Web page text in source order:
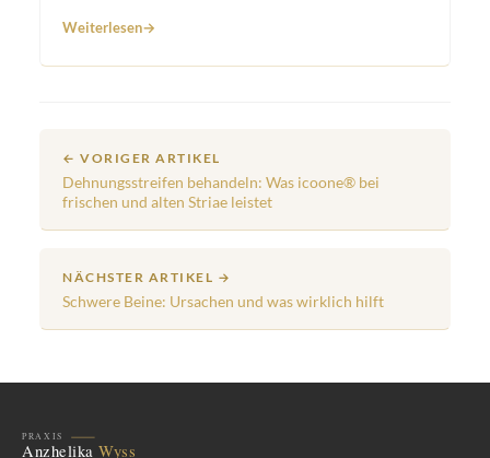
Weiterlesen
← VORIGER ARTIKEL
Dehnungsstreifen behandeln: Was icoone® bei
frischen und alten Striae leistet
NÄCHSTER ARTIKEL →
Schwere Beine: Ursachen und was wirklich hilft